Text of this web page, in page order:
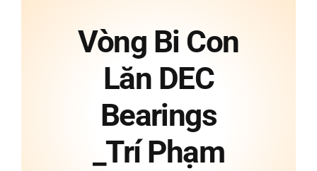
Vòng Bi Con
Lăn DEC
Bearings
_Trí Phạm